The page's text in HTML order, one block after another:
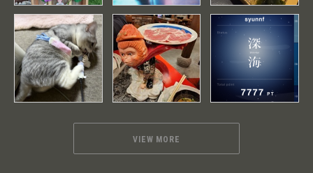
VIEW MORE